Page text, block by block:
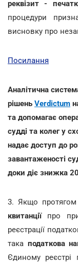
реквізит -
процедури
висновку про
Посилання
Аналітична
рішень Verdictum
та допомагає
судді та колег у
надає доступ до
завантаженості
доки діє знижка
3. Якщо протягом
квитанціїпро
реєстрації
така податкова
Єдиному